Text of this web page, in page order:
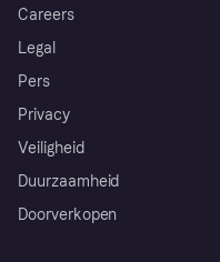
Careers
Legal
Pers
Privacy
Veiligheid
Duurzaamheid
Doorverkopen